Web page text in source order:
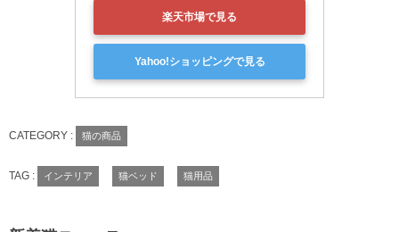
楽天市場で見る
Yahoo!ショッピングで見る
CATEGORY : 猫の商品
TAG : インテリア 猫ベッド 猫用品